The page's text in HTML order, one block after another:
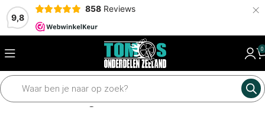
9,8
858 Reviews ×
0
Home Elektrisch Bougie